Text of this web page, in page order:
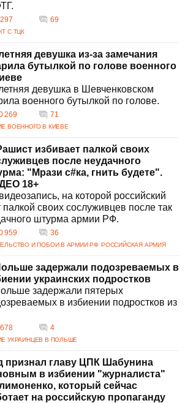
69
С ТЦК
девушка из-за замечания
бутылкой по голове военного
девушка в Шевченковском
военного бутылкой по голове.
269 71
ВОЕННОГО В КИЕВЕ
избивает палкой своих
после неудачного
"Мрази с#ка, гнить будете".
18+
на которой российский
своих сослуживцев после так
штурма армии РФ.
959 36
И ПОБОИ В АРМИИ РФ РОССИЙСКАЯ АРМИЯ
задержали подозреваемых в
украинских подростков
задержали пятерых
в избиении подростков из
4
УКРАИНЦЕВ В ПОЛЬШЕ
признал главу ЦПК Шабунина
в избиении "журналиста"
который сейчас
на российскую пропаганду